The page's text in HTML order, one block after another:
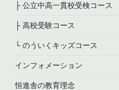
├ 公立中高一貫校受検コース
├ 高校受験コース
└ のういくキッズコース
インフォメーション
恒進舎の教育理念